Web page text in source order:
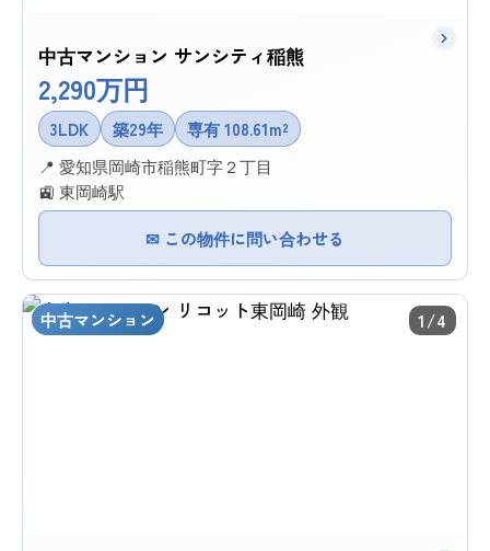
中古マンション サンシティ稲熊
2,290万円
3LDK 築29年
専有 108.61m²
📍 愛知県岡崎市稲熊町字２丁目
🚉 東岡崎駅
✉ この物件に問い合わせる
中古マンション 1/4